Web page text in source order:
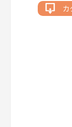
カ